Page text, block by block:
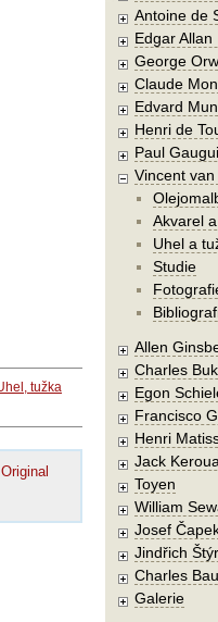
tužka
Original
Antoine de
Edgar Allan
George
Claude
Edvard
Henri de
Paul
Vincent
Akvarel
Uhel a
Studie
Allen
Charles
Egon
Francisco
Henri
Jack
Toyen
William
Josef
Jindřich
Charles
Galerie